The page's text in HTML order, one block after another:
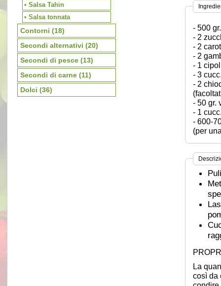
• Salsa Tahin
• Salsa tonnata
Contorni (18)
Secondi alternativi (20)
Secondi di pesce (13)
Secondi di carne (11)
Dolci (36)
- 500
- 2
- 2
- 2
- 1
- 3
- 2
- 50 gr.
- 1
- 600-
(per
La
così da